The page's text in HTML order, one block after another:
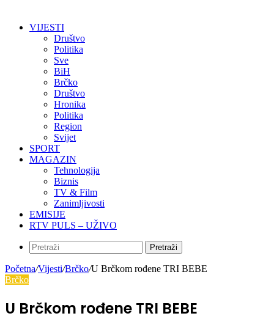
VIJESTI
Društvo
Politika
Sve
BiH
Brčko
Društvo
Hronika
Politika
Region
Svijet
SPORT
MAGAZIN
Tehnologija
Biznis
TV & Film
Zanimljivosti
EMISIJE
RTV PULS – UŽIVO
Pretraži
Početna/Vijesti/Brčko/U Brčkom rođene TRI BEBE
Brčko
U Brčkom rođene TRI BEBE